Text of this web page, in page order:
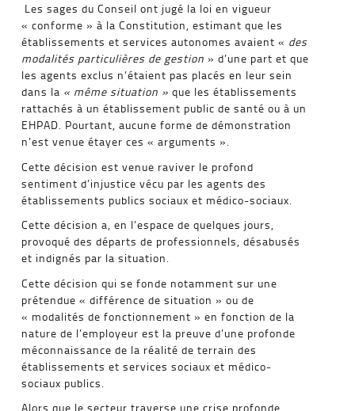
Les sages du Conseil ont jugé la loi en vigueur
« conforme » à la Constitution, estimant que les
établissements et services autonomes avaient « des
modalités particulières de gestion » d’une part et que
les agents exclus n’étaient pas placés en leur sein
dans la « même situation »que les établissements
rattachés à un établissement public de santé ou à un
EHPAD. Pourtant, aucune forme de démonstration
n’est venue étayer ces « arguments ».
Cette décision est venue raviver le profond
sentiment d’injustice vécu par les agents des
établissements publics sociaux et médico-sociaux.
Cette décision a, en l’espace de quelques jours,
provoqué des départs de professionnels, désabusés
et indignés par la situation.
Cette décision qui se fonde notamment sur une
prétendue « différence de situation » ou de
« modalités de fonctionnement » en fonction de la
nature de l’employeur est la preuve d’une profonde
méconnaissance de la réalité de terrain des
établissements et services sociaux et médico-
sociaux publics.
Alors que le secteur traverse une crise profonde